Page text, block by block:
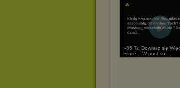
»65 Tu Dowiesz się
Filmie... W post-so ...